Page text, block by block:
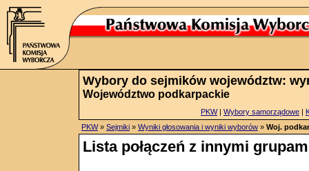
Wybory do sejmików województw:
Województwo podkarpackie
PKW| Wybory samorządowe |
PKW» Sejmiki » Wyniki głosowania i wyniki wyborów » Woj.
Lista połączeń z innymi